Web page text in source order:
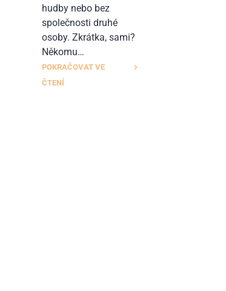
hudby nebo bez
společnosti druhé
osoby. Zkrátka, sami?
Někomu…
POKRAČOVAT VE
ČTENÍ